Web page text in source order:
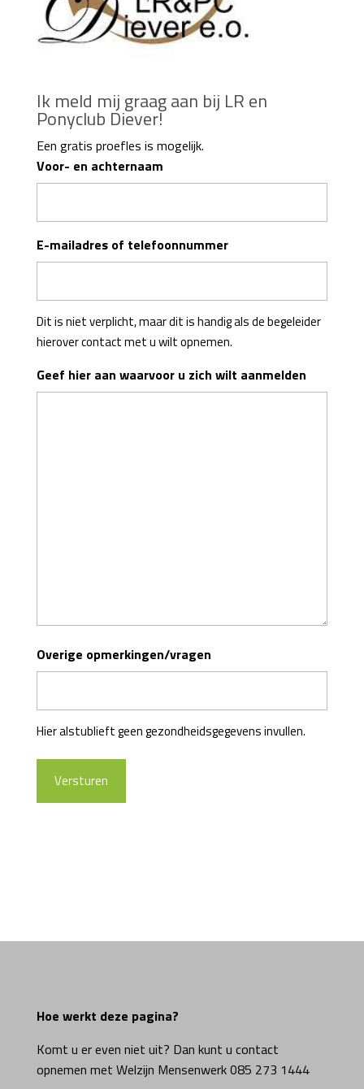
Ik meld mij graag aan bij LR en
Ponyclub Diever!
Een gratis proefles is mogelijk.
Voor- en achternaam
E-mailadres of telefoonnummer
Dit is niet verplicht, maar dit is handig als de begeleider
hierover contact met u wilt opnemen.
Geef hier aan waarvoor u zich wilt aanmelden
Overige opmerkingen/vragen
Hier alstublieft geen gezondheidsgegevens invullen.
Hoe werkt deze pagina?
Komt u er even niet uit? Dan kunt u contact
opnemen met Welzijn Mensenwerk 085 273 1444